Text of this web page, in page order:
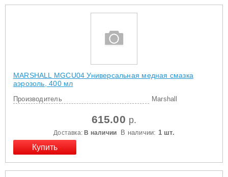
MARSHALL MGCU04 Универсальная медная смазка
аэрозоль, 400 мл
Производитель Marshall
615.00 р.
Доставка: В наличии В наличии: 1 шт.